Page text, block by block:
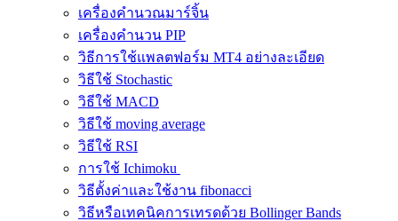
เครื่องคำนวณมาร์จิ้น
เครื่องคำนวน PIP
วิธีการใช้แพลตฟอร์ม MT4 อย่างละเอียด
วิธีใช้ Stochastic
วิธีใช้ MACD
วิธีใช้ moving average
วิธีใช้ RSI
การใช้ Ichimoku
วิธีตั้งค่าและใช้งาน fibonacci
วิธีหรือเทคนิคการเทรดด้วย Bollinger Bands